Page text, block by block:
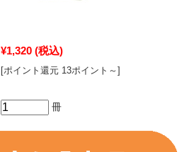
¥1,320 (税込)
[ポイント還元 13ポイント～]
冊